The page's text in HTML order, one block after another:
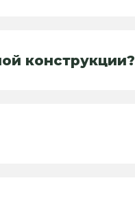
конструкции?